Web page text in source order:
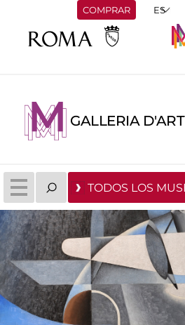
COMPRAR
GALLERIA
TODOS LOS